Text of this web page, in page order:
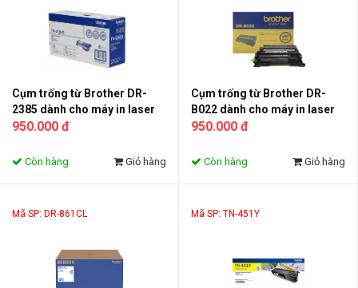
Cụm trống từ Brother DR-
2385 dành cho máy in laser
(Drum DR-2385)
950.000 đ
Còn hàng Giỏ hàng
Cụm trống từ Brother DR-
B022 dành cho máy in laser
(Drum DR-B022)
950.000 đ
Còn hàng Giỏ hàng
Mã SP: DR-861CL Mã SP: TN-451Y